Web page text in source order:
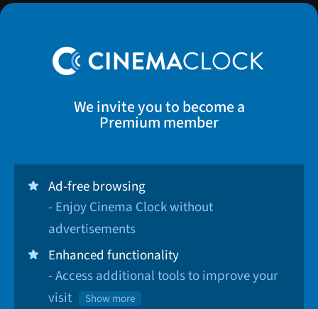
We invite you to become a
Premium member
Ad-free browsing
- Enjoy Cinema Clock without
advertisements
Enhanced functionality
- Access additional tools to improve your
visit
Show more